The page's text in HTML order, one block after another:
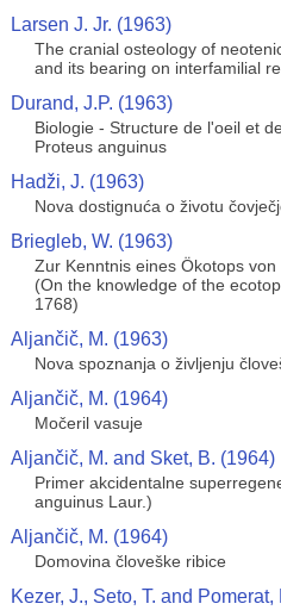
Larsen J. Jr. (1963)
The cranial osteology of
and its bearing on interfamilial
Durand, J.P. (1963)
Biologie - Structure de l'oeil et
Proteus anguinus
Hadži, J. (1963)
Nova dostignuća o životu
Briegleb, W. (1963)
Zur Kenntnis eines Ökotops
(On the knowledge of the
1768)
Aljančič, M. (1963)
Nova spoznanja o življenju
Aljančič, M. (1964)
Močeril vasuje
Aljančič, M. and Sket, B. (1964)
Primer akcidentalne
anguinus Laur.)
Aljančič, M. (1964)
Domovina človeške ribice
Kezer, J., Seto, T. and Pomerat,